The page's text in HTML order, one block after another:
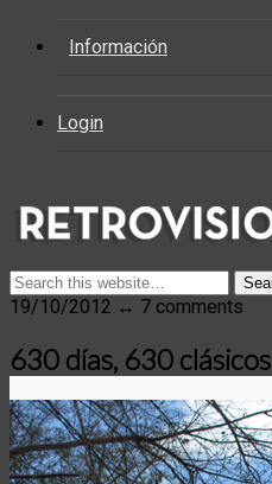
Información
Login
19/10/2012 ↔ 7 comments
630 días, 630 clásicos